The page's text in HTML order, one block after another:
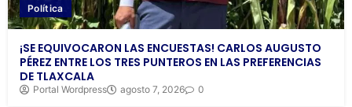
Política
¡SE EQUIVOCARON LAS ENCUESTAS! CARLOS AUGUSTO
PÉREZ ENTRE LOS TRES PUNTEROS EN LAS PREFERENCIAS
DE TLAXCALA
Portal Wordpress agosto 7, 2026 0